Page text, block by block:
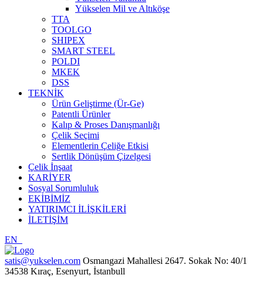
Yükselen Mil ve Altıköşe
TTA
TOOLGO
SHIPEX
SMART STEEL
POLDI
MKEK
DSS
TEKNİK
Ürün Geliştirme (Ür-Ge)
Patentli Ürünler
Kalıp & Proses Danışmanlığı
Çelik Seçimi
Elementlerin Çeliğe Etkisi
Sertlik Dönüşüm Çizelgesi
Çelik İnşaat
KARİYER
Sosyal Sorumluluk
EKİBİMİZ
YATIRIMCI İLİŞKİLERİ
İLETİŞİM
EN
satis@yukselen.com Osmangazi Mahallesi 2647. Sokak No: 40/1
34538 Kıraç, Esenyurt, İstanbull